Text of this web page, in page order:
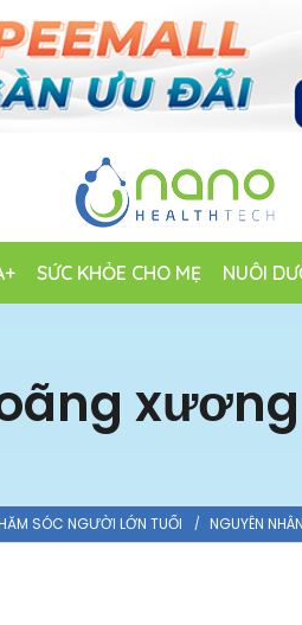
SỨC KHỎE CHO MẸ NUÔI
SÓC NGƯỜI LỚN TUỔI NGUYÊN